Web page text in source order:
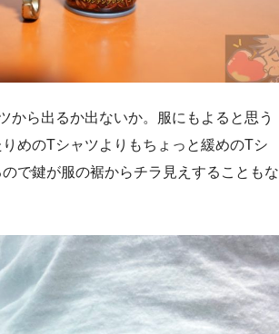
から出るか出ないか。服にもよると思う
めのTシャツよりもちょっと緩めのTシ
で鍵が服の裾からチラ見えすることもな